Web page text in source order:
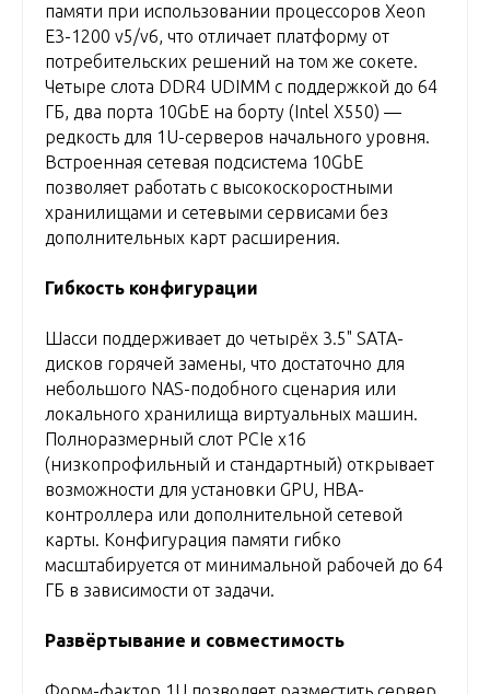
памяти при использовании процессоров Xeon
E3-1200 v5/v6, что отличает платформу от
потребительских решений на том же сокете.
Четыре слота DDR4 UDIMM с поддержкой до 64
ГБ, два порта 10GbE на борту (Intel X550) —
редкость для 1U-серверов начального уровня.
Встроенная сетевая подсистема 10GbE
позволяет работать с высокоскоростными
хранилищами и сетевыми сервисами без
дополнительных карт расширения.
Гибкость конфигурации
Шасси поддерживает до четырёх 3.5" SATA-
дисков горячей замены, что достаточно для
небольшого NAS-подобного сценария или
локального хранилища виртуальных машин.
Полноразмерный слот PCIe x16
(низкопрофильный и стандартный) открывает
возможности для установки GPU, HBA-
контроллера или дополнительной сетевой
карты. Конфигурация памяти гибко
масштабируется от минимальной рабочей до 64
ГБ в зависимости от задачи.
Развёртывание и совместимость